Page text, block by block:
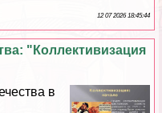
12 07 2026 18:45:44
"Коллективизация
в